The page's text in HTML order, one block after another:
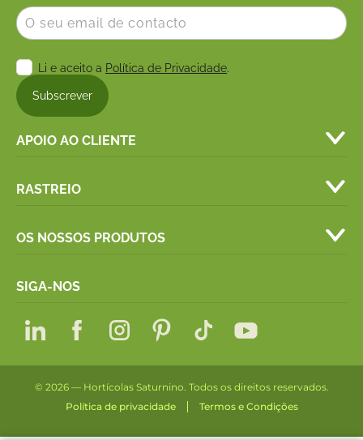
Email
Consentimento
Li e aceito a Política de Privacidade.
APOIO AO CLIENTE
RASTREIO
OS NOSSOS PRODUTOS
SIGA-NOS
© 2026 — Hortícolas Saturnino. Todos os direitos reservados.
Política de privacidade
Termos e Condições